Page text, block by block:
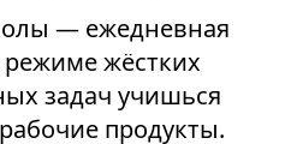
— ежедневная
режиме жёстких
задач учишься
продукты.